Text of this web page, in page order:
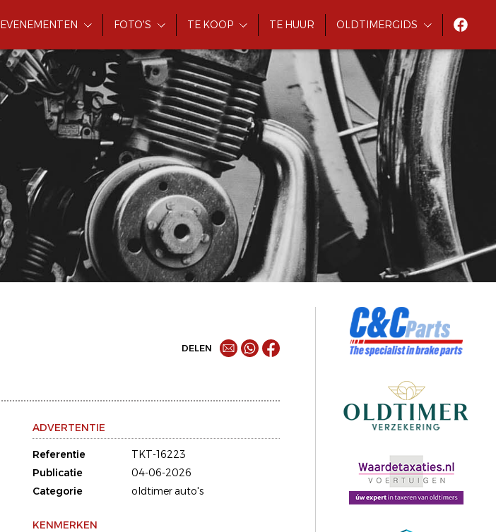
EVENEMENTEN FOTO'S TE KOOP TE HUUR OLDTIMERGIDS
DELEN
ADVERTENTIE
Referentie
TKT-16223
Publicatie
04-06-2026
Categorie
oldtimer auto's
KENMERKEN